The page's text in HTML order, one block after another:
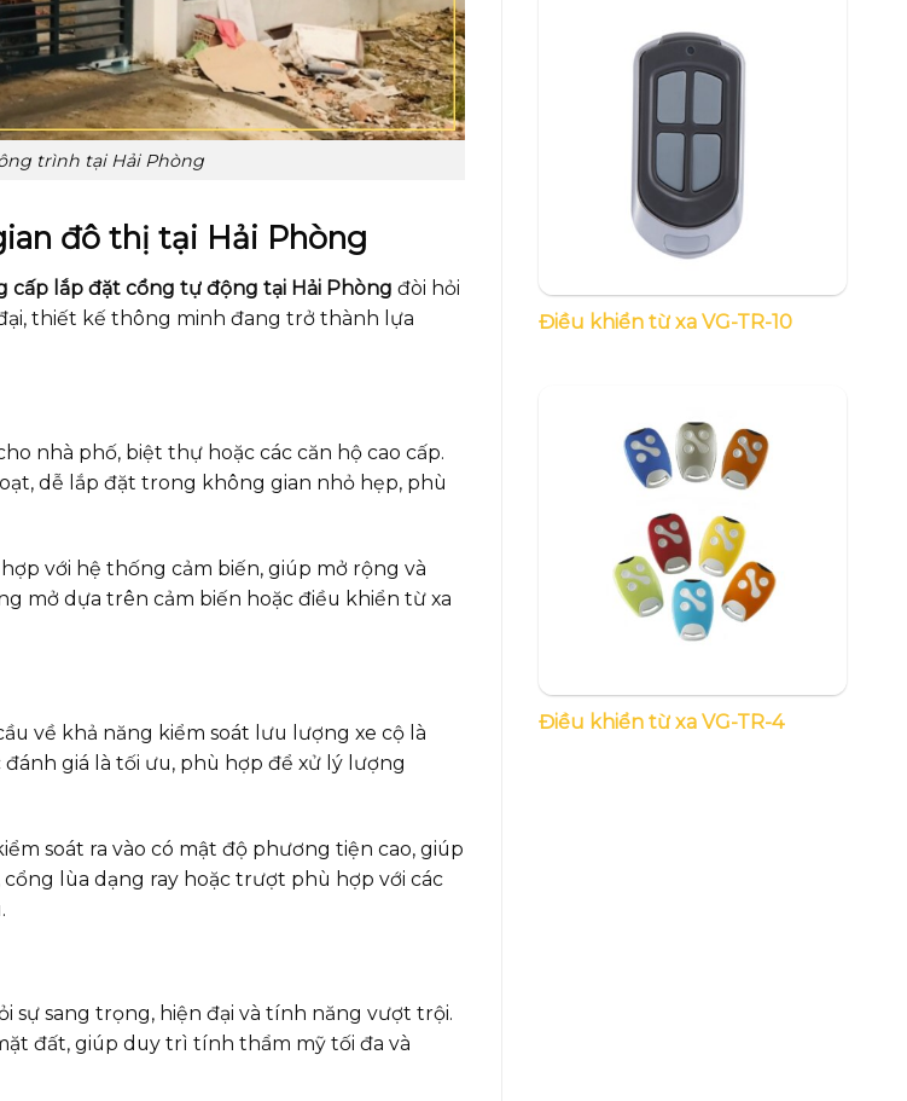
trình tại Hải Phòng
đô thị tại Hải Phòng
cấp lắp đặt cổng tự động tại Hải Phòng đòi hỏi
thiết kế thông minh đang trở thành lựa
nhà phố, biệt thự hoặc các căn hộ cao cấp.
dễ lắp đặt trong không gian nhỏ hẹp, phù
với hệ thống cảm biến, giúp mở rộng và
mở dựa trên cảm biến hoặc điều khiển từ xa
về khả năng kiểm soát lưu lượng xe cộ là
giá là tối ưu, phù hợp để xử lý lượng
soát ra vào có mật độ phương tiện cao, giúp
lùa dạng ray hoặc trượt phù hợp với các
sự sang trọng, hiện đại và tính năng vượt trội.
đất, giúp duy trì tính thẩm mỹ tối đa và
Điều khiển từ xa VG-TR-10
Điều khiển từ xa VG-TR-4